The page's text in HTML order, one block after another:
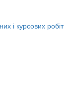
і курсових робіт